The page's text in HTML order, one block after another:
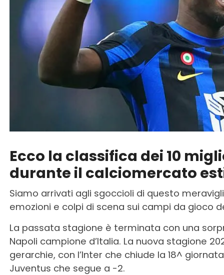
Ecco la classifica dei 10
durante il calciomercato
Siamo arrivati agli sgoccioli di questo
emozioni e colpi di scena sui campi da gioco
La passata stagione è terminata con una
Napoli campione d’Italia. La nuova stagione
gerarchie, con l’Inter che chiude la 18^
Juventus che segue a -2.